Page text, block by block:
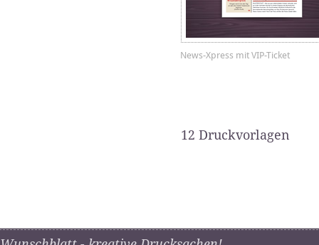
News-Xpress mit VIP-Ticket
12 Druckvorlagen